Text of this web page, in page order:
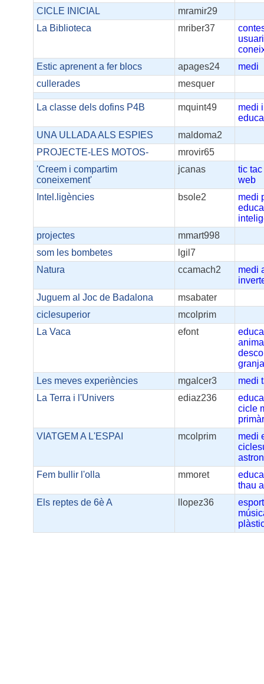
CICLE INICIAL
mramir29
La Biblioteca
mriber37
Estic aprenent a fer blocs
apages24
medi
cullerades
mesquer
La classe dels dofins P4B mquint49 medi
UNA ULLADA ALS ESPIES
maldoma2
PROJECTE-LES MOTOS-
mrovir65
'Creem i compartim
coneixement'
jcanas tic tac
web
Intel.ligències
bsole2 medi
projectes
mmart998
som les bombetes
lgil7
Natura
ccamach2 medi
Juguem al Joc de Badalona
msabater
ciclesuperior
mcolprim
La Vaca
efont
Les meves experiències
mgalcer3 medi
La Terra i l'Univers
ediaz236
cicle
VIATGEM A L'ESPAI
mcolprim medi
Fem bullir l'olla
mmoret
thau
Els reptes de 6è A
llopez36
esport